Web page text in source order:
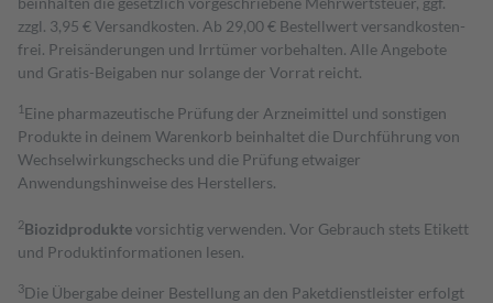
zzgl. 3,95 € Versandkosten. Ab 29,00 € Bestell­wert versand­kosten­
frei. Preisänderungen und Irrtümer vorbehalten. Alle Angebote
und Gratis-Beigaben nur solange der Vorrat reicht.
1 Eine pharmazeutische Prüfung der Arzneimittel und sonstigen
Produkte in deinem Warenkorb beinhaltet die Durchführung von
Wechselwirkungschecks und die Prüfung etwaiger
Anwendungshinweise des Herstellers.
2Biozidproduktevorsichtig verwenden. Vor Gebrauch stets Etikett
und Produktinformationen lesen.
3Die Übergabe deiner Bestellung an den Paketdienstleister erfolgt